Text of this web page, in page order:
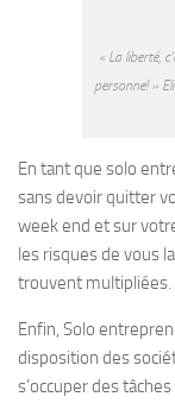
« La liberté,
personne! »
En tant que solo
sans devoir quitter
week end et sur
les risques de vous
trouvent multipliées.
Enfin, Solo
disposition des
s’occuper des